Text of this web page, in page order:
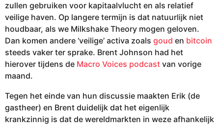
zullen gebruiken voor kapitaalvlucht en als relatief
veilige haven. Op langere termijn is dat natuurlijk niet
houdbaar, als we Milkshake Theory mogen geloven.
Dan komen andere ‘veilige’ activa zoals goud en bitcoin
steeds vaker ter sprake. Brent Johnson had het
hierover tijdens de Macro Voices podcast van vorige
maand.
Tegen het einde van hun discussie maakten Erik (de
gastheer) en Brent duidelijk dat het eigenlijk
krankzinnig is dat de wereldmarkten in weze afhankelijk